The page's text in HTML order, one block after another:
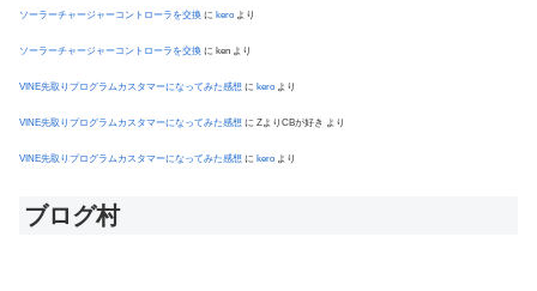
ソーラーチャージャーコントローラを交換 に kero より
ソーラーチャージャーコントローラを交換 に ken より
VINE先取りプログラムカスタマーになってみた感想 に kero より
VINE先取りプログラムカスタマーになってみた感想 に ZよりCBが好き より
VINE先取りプログラムカスタマーになってみた感想 に kero より
ブログ村